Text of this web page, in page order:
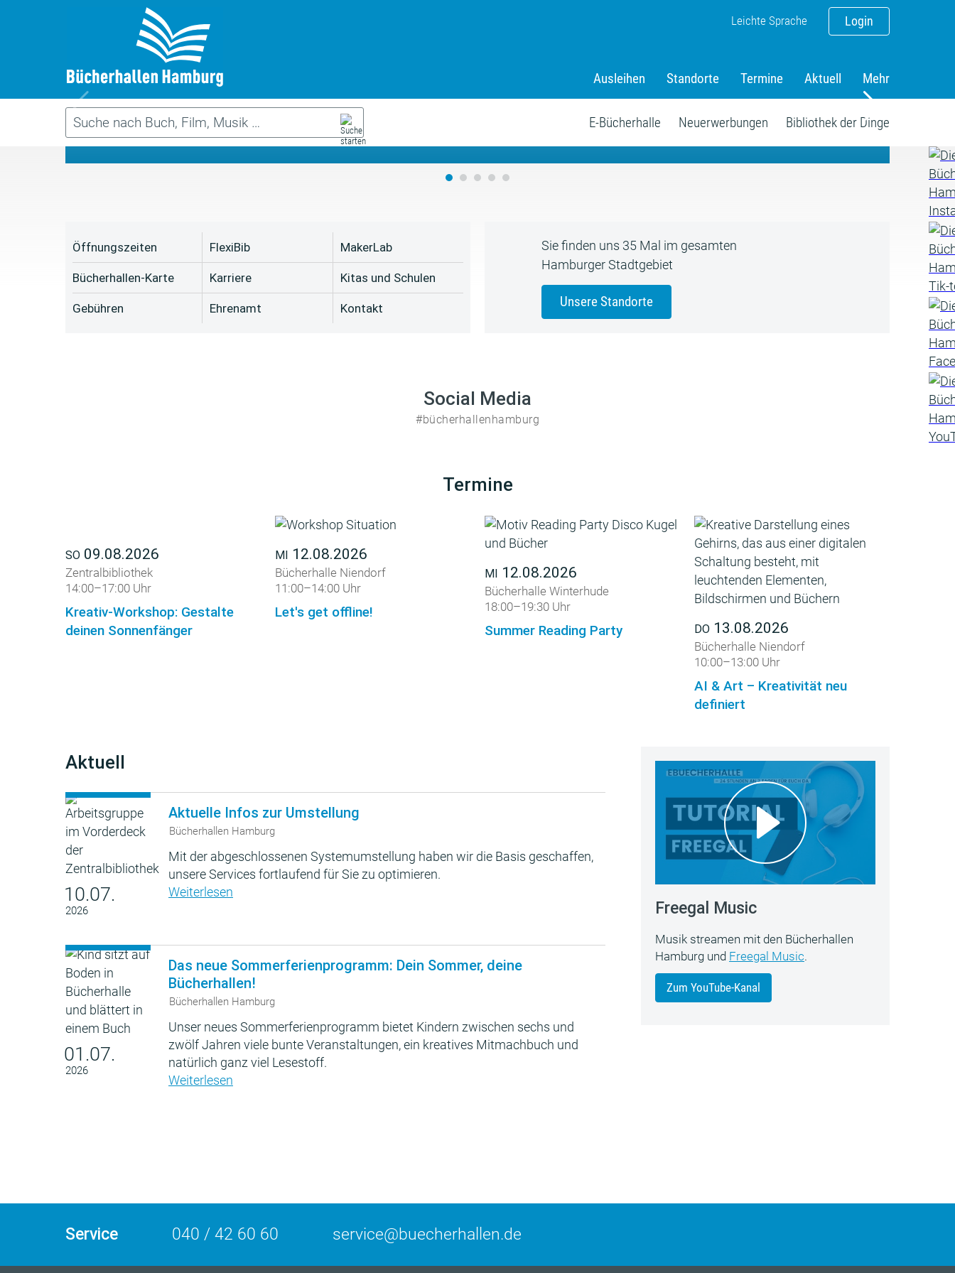
Login
Leichte Sprache
Ausleihen Standorte Termine Aktuell Mehr
E-Bücherhalle Neuerwerbungen Bibliothek der Dinge
Das neue Sommerferienprogramm
Öffnungszeiten
Bücherhallen-Karte
Gebühren
FlexiBib
Karriere
Ehrenamt
MakerLab
Kitas und Schulen
Kontakt
Sie finden uns 35 Mal im gesamten
Hamburger Stadtgebiet
Unsere Standorte
Social Media
#bücherhallenhamburg
Termine
SO 09.08.2026
Zentralbibliothek
14:00–17:00 Uhr
Kreativ-Workshop: Gestalte
deinen Sonnenfänger
MI 12.08.2026
Bücherhalle Niendorf
11:00–14:00 Uhr
Let's get offline!
MI 12.08.2026
Bücherhalle Winterhude
18:00–19:30 Uhr
Summer Reading Party DO 13.08.2026
Bücherhalle Niendorf
10:00–13:00 Uhr
AI & Art – Kreativität neu
definiert
Aktuell
10.07.
2026
Aktuelle Infos zur Umstellung
Bücherhallen Hamburg
Mit der abgeschlossenen Systemumstellung haben wir die Basis geschaffen,
unsere Services fortlaufend für Sie zu optimieren.
Weiterlesen
01.07.
2026
Das neue Sommerferienprogramm: Dein Sommer, deine
Bücherhallen!
Bücherhallen Hamburg
Unser neues Sommerferienprogramm bietet Kindern zwischen sechs und
zwölf Jahren viele bunte Veranstaltungen, ein kreatives Mitmachbuch und
natürlich ganz viel Lesestoff.
Weiterlesen
Freegal Music
Musik streamen mit den Bücherhallen
Hamburg und Freegal Music.
Zum YouTube-Kanal
Service 040 / 42 60 60 service@buecherhallen.de